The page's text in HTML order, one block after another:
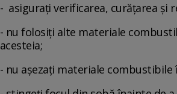
- asiguraţi verificarea, curăţarea şi
- nu folosiţi alte materiale
acesteia;
- nu aşezaţi materiale